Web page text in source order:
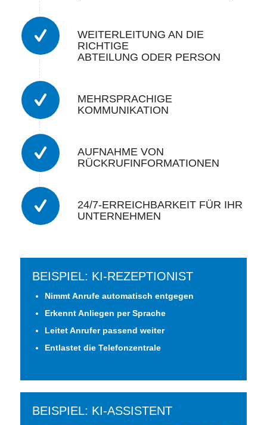
WEITERLEITUNG AN DIE
RICHTIGE
ABTEILUNG ODER PERSON
MEHRSPRACHIGE
KOMMUNIKATION
AUFNAHME VON
RÜCKRUFINFORMATIONEN
24/7-ERREICHBARKEIT FÜR IHR
UNTERNEHMEN
BEISPIEL: KI-REZEPTIONIST
Nimmt Anrufe automatisch entgegen
Erkennt Anliegen per Sprache
Leitet Anrufer passend weiter
Entlastet die Telefonzentrale
BEISPIEL: KI-ASSISTENT